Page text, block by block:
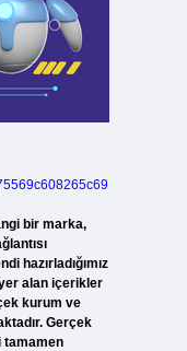
bir marka,
hazırladığımız
alan içerikler
kurum ve
Gerçek
tamamen